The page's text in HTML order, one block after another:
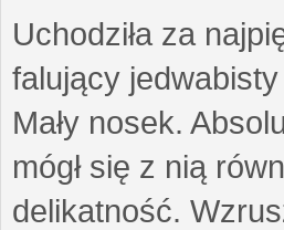
Uchodziła za
falujący
Mały nosek.
mógł się z nią
delikatność.